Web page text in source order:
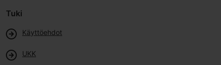
Tuki
Käyttöehdot
UKK